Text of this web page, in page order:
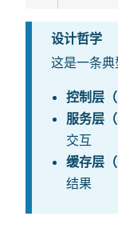
设计哲学
这是一条典
控制层
服务层
交互
缓存层
结果